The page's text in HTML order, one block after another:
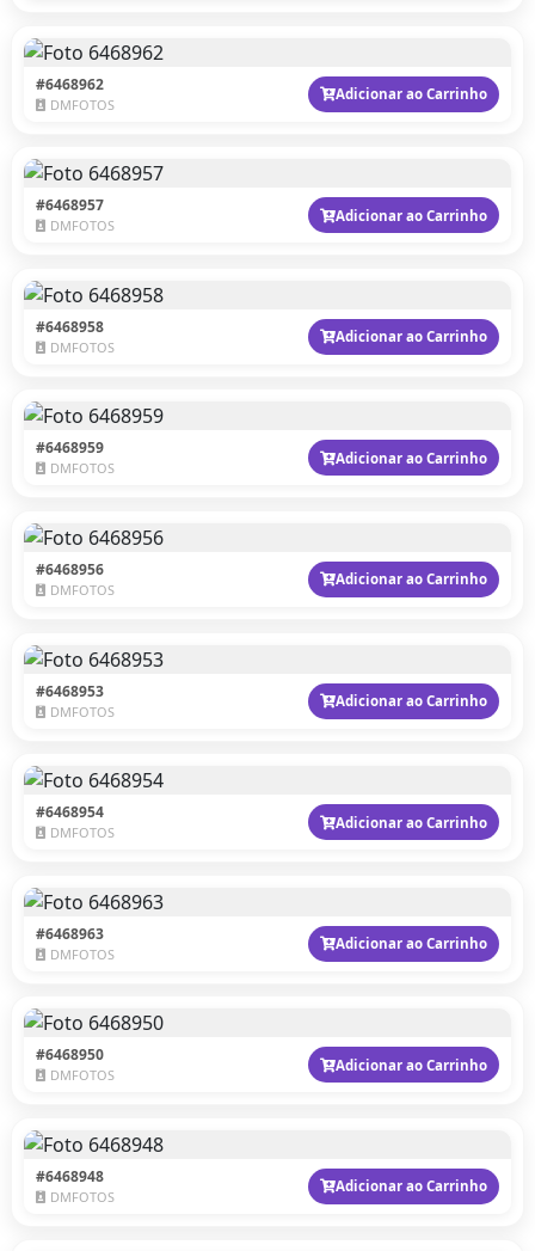
#6468962
DMFOTOS
Adicionar ao Carrinho
#6468957
DMFOTOS
Adicionar ao Carrinho
#6468958
DMFOTOS
Adicionar ao Carrinho
#6468959
DMFOTOS
Adicionar ao Carrinho
#6468956
DMFOTOS
Adicionar ao Carrinho
#6468953
DMFOTOS
Adicionar ao Carrinho
#6468954
DMFOTOS
Adicionar ao Carrinho
#6468963
DMFOTOS
Adicionar ao Carrinho
#6468950
DMFOTOS
Adicionar ao Carrinho
#6468948
DMFOTOS
Adicionar ao Carrinho